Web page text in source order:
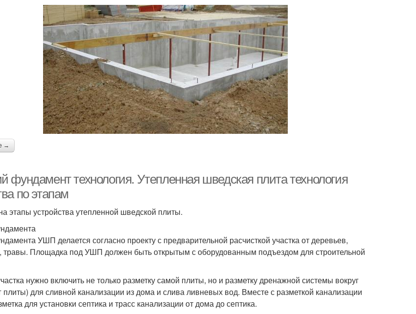
→
фундамент технология. Утепленная шведская плита технология
по этапам
этапы устройства утепленной шведской плиты.
УШП делается согласно проекту с предварительной расчисткой участка от деревьев,
травы. Площадка под УШП должен быть открытым с оборудованным подъездом для строительной
нужно включить не только разметку самой плиты, но и разметку дренажной системы вокруг
плиты) для сливной канализации из дома и слива ливневых вод. Вместе с разметкой канализации
для установки септика и трасс канализации от дома до септика.